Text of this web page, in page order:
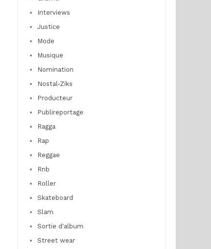
Interviews
Justice
Mode
Musique
Nomination
Nostal-Ziks
Producteur
Publireportage
Ragga
Rap
Reggae
Rnb
Roller
Skateboard
Slam
Sortie d'album
Street wear